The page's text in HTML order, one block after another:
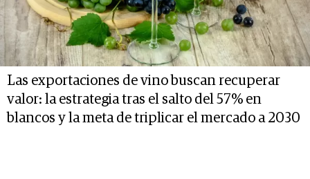
Las exportaciones de vino buscan recuperar
valor: la estrategia tras el salto del 57% en
blancos y la meta de triplicar el mercado a 2030